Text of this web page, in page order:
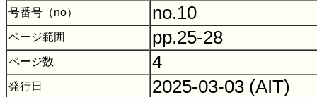
号番号（no） no.10
ページ範囲 pp.25-28
ページ数 4
発行日 2025-03-03 (AIT)